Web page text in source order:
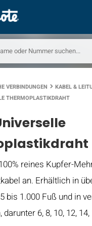
VERBINDUNGEN keyboard_arrow_right KABEL &
THERMOPLASTIKDRAHT
reines Kupfer-
an. Erhältlich in
bis 1.000 Fuß und in
6, 8, 10, 12,